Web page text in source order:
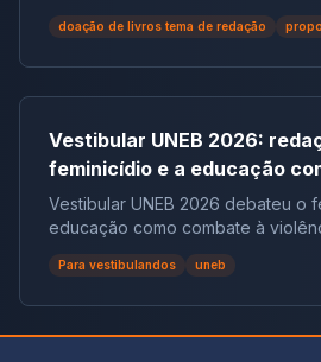
mais não leitores, ela democratiza
conhecimento e reduz
doação de livros tema de redação
Vestibular UNEB 2026:
feminicídio e a educação
combate à violência
Vestibular UNEB 2026 debateu o
educação como combate à
tema crucial que desafiou
para futuras pautas sociais.
Para vestibulandos uneb